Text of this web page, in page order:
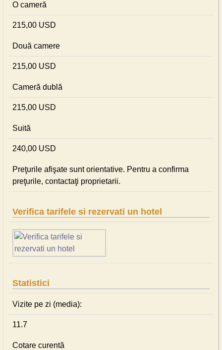
O cameră
215,00 USD
Două camere
215,00 USD
Cameră dublă
215,00 USD
Suită
240,00 USD
Preţurile afişate sunt orientative. Pentru a confirma
preţurile, contactaţi proprietarii.
Verifica tarifele si rezervati un hotel
Statistici
Vizite pe zi (media):
11.7
Cotare curentă